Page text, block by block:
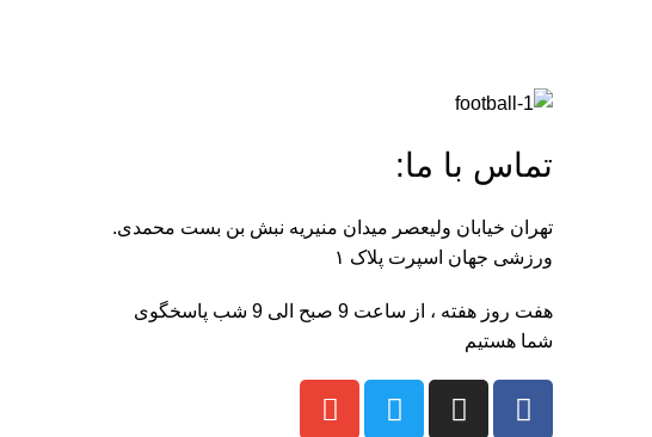
تماس با ما:
تهران خیابان ولیعصر میدان منیریه نبش بن بست محمدی.
ورزشی جهان اسپرت پلاک ۱
هفت روز هفته ، از ساعت 9 صبح الی 9 شب پاسخگوی
شما هستیم